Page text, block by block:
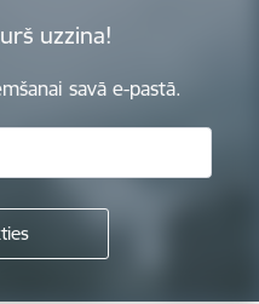
uzzina!
savā e-pastā.